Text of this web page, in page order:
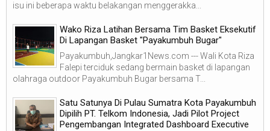
isu ini beberapa waktu belakangan menggerakka...
Wako Riza Latihan Bersama Tim Basket Eksekutif
Di Lapangan Basket "Payakumbuh Bugar"
Payakumbuh,Jangkar1News.com --- Wali Kota Riza
Falepi terciduk sedang bermain basket di lapangan
olahraga outdoor Payakumbuh Bugar bersama T...
Satu Satunya Di Pulau Sumatra Kota Payakumbuh
Dipilih PT. Telkom Indonesia, Jadi Pilot Project
Pengembangan Integrated Dashboard Executive